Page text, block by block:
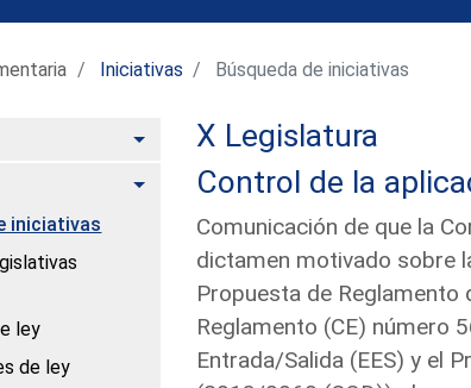
Iniciativas Búsqueda de iniciativas
Alternar
Alternar
iniciativas
ley
de ley
X Legislatura
Control de la
Comunicación de que la
dictamen motivado sobre
Propuesta de Reglamento
Reglamento (CE) número
Entrada/Salida (EES) y el